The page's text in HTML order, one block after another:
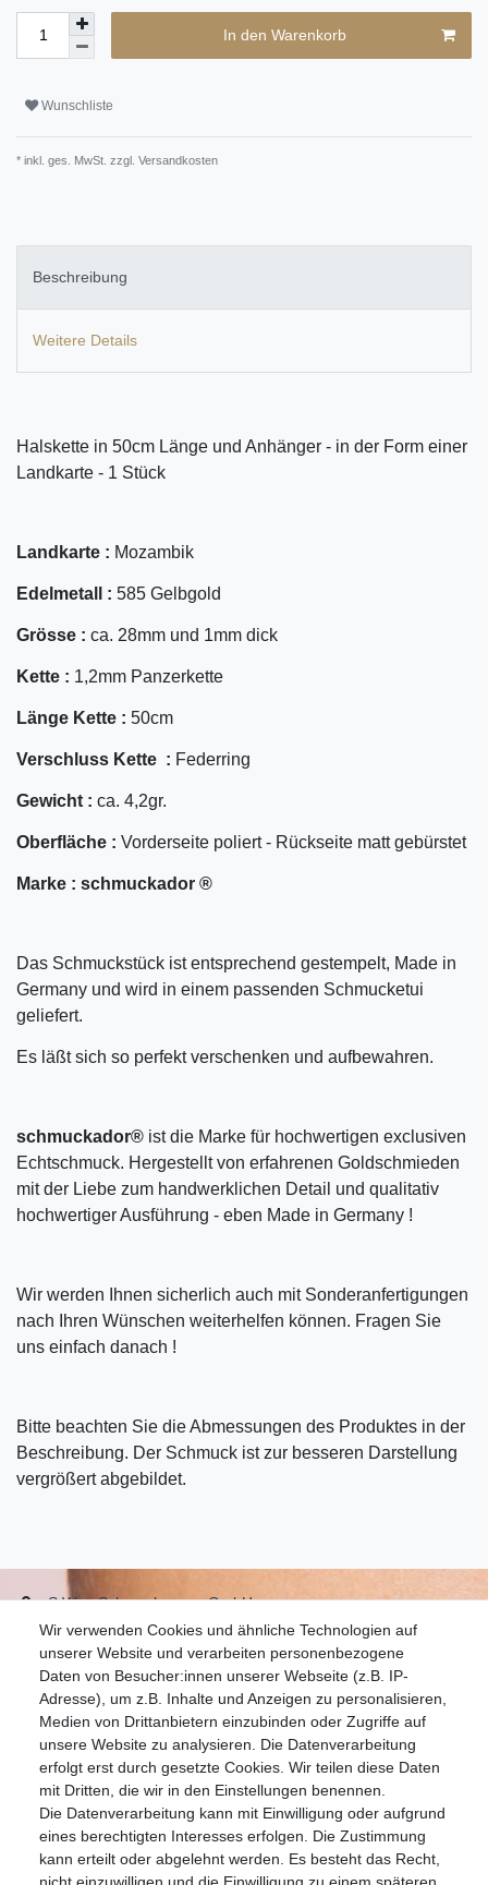
In den Warenkorb
Wunschliste
* inkl. ges. MwSt. zzgl. Versandkosten
Beschreibung
Weitere Details
Halskette in 50cm Länge und Anhänger - in der Form einer
Landkarte - 1 Stück
Landkarte : Mozambik
Edelmetall : 585 Gelbgold
Grösse : ca. 28mm und 1mm dick
Kette : 1,2mm Panzerkette
Länge Kette : 50cm
Verschluss Kette : Federring
Gewicht : ca. 4,2gr.
Oberfläche : Vorderseite poliert - Rückseite matt gebürstet
Marke : schmuckador ®
Das Schmuckstück ist entsprechend gestempelt, Made in
Germany und wird in einem passenden Schmucketui
geliefert.
Es läßt sich so perfekt verschenken und aufbewahren.
schmuckador® ist die Marke für hochwertigen exclusiven
Echtschmuck. Hergestellt von erfahrenen Goldschmieden
mit der Liebe zum handwerklichen Detail und qualitativ
hochwertiger Ausführung - eben Made in Germany !
Wir werden Ihnen sicherlich auch mit Sonderanfertigungen
nach Ihren Wünschen weiterhelfen können. Fragen Sie
uns einfach danach !
Bitte beachten Sie die Abmessungen des Produktes in der
Beschreibung. Der Schmuck ist zur besseren Darstellung
vergrößert abgebildet.
Wir verwenden Cookies und ähnliche Technologien auf
unserer Website und verarbeiten personenbezogene
Daten von Besucher:innen unserer Webseite (z.B. IP-
Adresse), um z.B. Inhalte und Anzeigen zu personalisieren,
Medien von Drittanbietern einzubinden oder Zugriffe auf
unsere Website zu analysieren. Die Datenverarbeitung
erfolgt erst durch gesetzte Cookies. Wir teilen diese Daten
mit Dritten, die wir in den Einstellungen benennen.
Die Datenverarbeitung kann mit Einwilligung oder aufgrund
eines berechtigten Interesses erfolgen. Die Zustimmung
kann erteilt oder abgelehnt werden. Es besteht das Recht,
S.W.w. Schmuckwaren GmbH
07051-9608828
info@schmuckador.de
Montag bis Freitag 8.30 – 12.00 Uhr und 13.30 bis 17.30 Uhr
Widerrufs­recht Widerrufs­formular Impressum
Daten­schutz­erklärung AGB